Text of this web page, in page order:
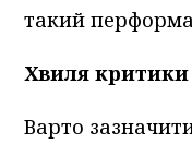
такий
Хвиля критики
Варто